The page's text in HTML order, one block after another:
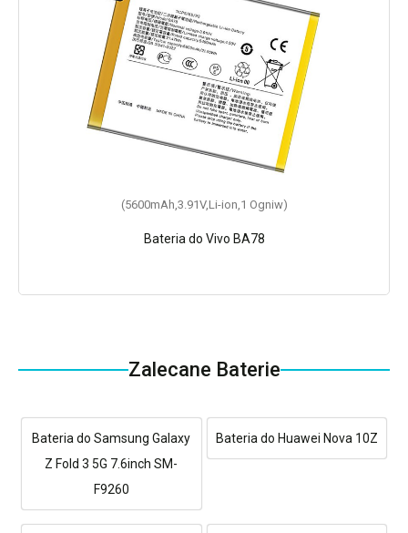
(5600mAh,3.91V,Li-ion,1 Ogniw)
Bateria do Vivo BA78
Zalecane Baterie
Bateria do Samsung Galaxy
Z Fold 3 5G 7.6inch SM-
F9260
Bateria do Huawei Nova 10Z